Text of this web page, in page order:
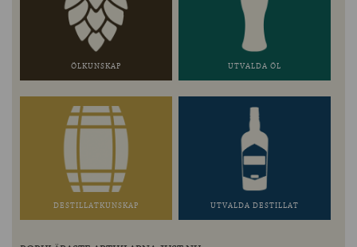
ÖLKUNSKAP UTVALDA ÖL
DESTILLATKUNSKAP UTVALDA DESTILLAT